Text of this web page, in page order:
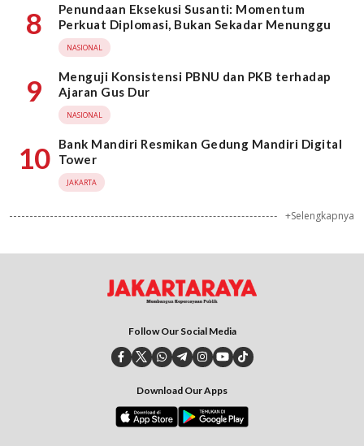
8
Penundaan Eksekusi Susanti: Momentum
Perkuat Diplomasi, Bukan Sekadar Menunggu
NASIONAL
9
Menguji Konsistensi PBNU dan PKB terhadap
Ajaran Gus Dur
NASIONAL
10
Bank Mandiri Resmikan Gedung Mandiri Digital
Tower
JAKARTA
+Selengkapnya
Follow Our Social Media
Download Our Apps